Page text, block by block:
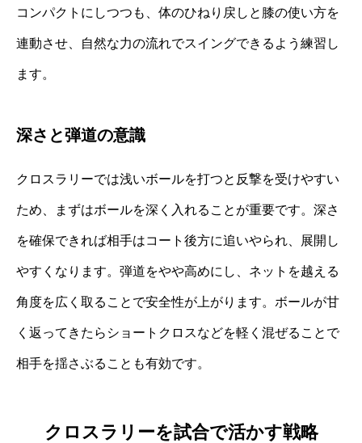
コンパクトにしつつも、体のひねり戻しと膝の使い方を
連動させ、自然な力の流れでスイングできるよう練習し
ます。
深さと弾道の意識
クロスラリーでは浅いボールを打つと反撃を受けやすい
ため、まずはボールを深く入れることが重要です。深さ
を確保できれば相手はコート後方に追いやられ、展開し
やすくなります。弾道をやや高めにし、ネットを越える
角度を広く取ることで安全性が上がります。ボールが甘
く返ってきたらショートクロスなどを軽く混ぜることで
相手を揺さぶることも有効です。
クロスラリーを試合で活かす戦略